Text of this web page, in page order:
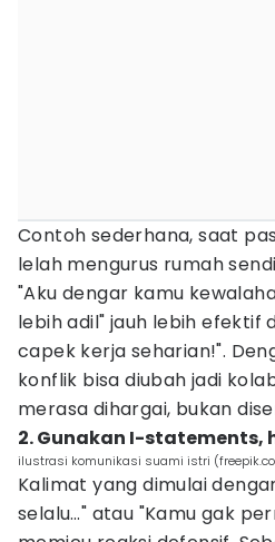
Contoh sederhana, saat
lelah mengurus rumah
"Aku dengar kamu
lebih adil" jauh lebih efektif
capek kerja seharian!".
konflik bisa diubah jadi
merasa dihargai, bukan
2. Gunakan I-statements,
ilustrasi komunikasi suami istri
Kalimat yang dimulai
selalu…" atau "Kamu gak